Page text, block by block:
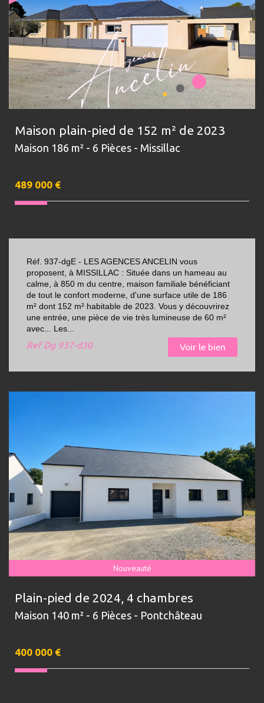
Maison plain-pied de 152 m² de 2023
Maison 186 m² - 6 Pièces - Missillac
489 000 €
Réf. 937-dgE - LES AGENCES ANCELIN vous
proposent, à MISSILLAC : Située dans un hameau au
calme, à 850 m du centre, maison familiale bénéficiant
de tout le confort moderne, d'une surface utile de 186
m² dont 152 m² habitable de 2023. Vous y découvrirez
une entrée, une pièce de vie très lumineuse de 60 m²
avec... Les...
RefDg 937-d30 Voir le bien
Nouveauté
Plain-pied de 2024, 4 chambres
Maison 140 m² - 6 Pièces - Pontchâteau
400 000 €